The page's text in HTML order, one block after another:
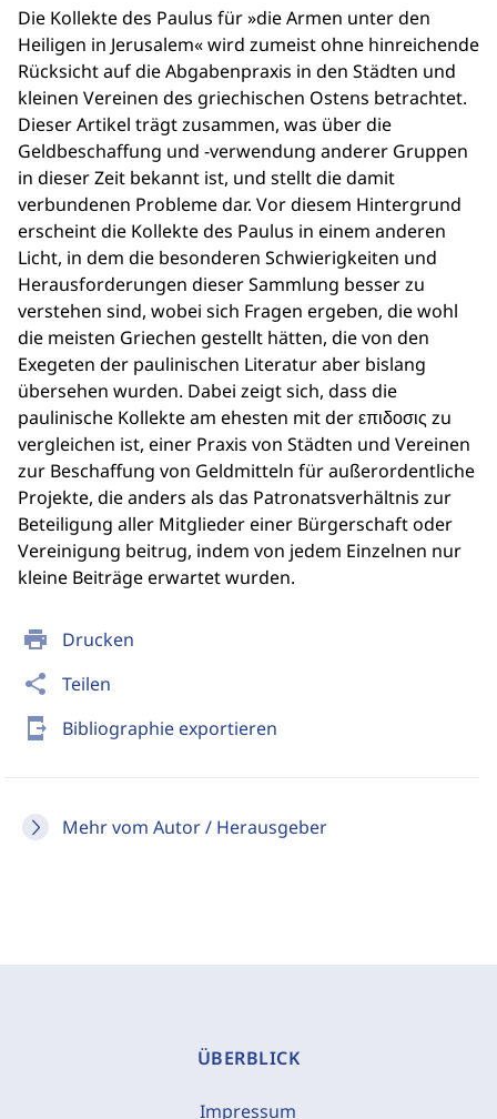
print Drucken
share Teilen
send_to_mobile Bibliographie exportieren
Mehr vom Autor / Herausgeber
Die Kollekte des Paulus für »die Armen unter den
Heiligen in Jerusalem« wird zumeist ohne hinreichende
Rücksicht auf die Abgabenpraxis in den Städten und
kleinen Vereinen des griechischen Ostens betrachtet.
Dieser Artikel trägt zusammen, was über die
Geldbeschaffung und -verwendung anderer Gruppen
in dieser Zeit bekannt ist, und stellt die damit
verbundenen Probleme dar. Vor diesem Hintergrund
erscheint die Kollekte des Paulus in einem anderen
Licht, in dem die besonderen Schwierigkeiten und
Herausforderungen dieser Sammlung besser zu
verstehen sind, wobei sich Fragen ergeben, die wohl
die meisten Griechen gestellt hätten, die von den
Exegeten der paulinischen Literatur aber bislang
übersehen wurden. Dabei zeigt sich, dass die
paulinische Kollekte am ehesten mit der επιδοσις zu
vergleichen ist, einer Praxis von Städten und Vereinen
zur Beschaffung von Geldmitteln für außerordentliche
Projekte, die anders als das Patronatsverhältnis zur
Beteiligung aller Mitglieder einer Bürgerschaft oder
Vereinigung beitrug, indem von jedem Einzelnen nur
kleine Beiträge erwartet wurden.
ÜBERBLICK
Impressum